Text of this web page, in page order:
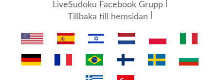
LiveSudoku Facebook Grupp
Tillbaka till hemsidan